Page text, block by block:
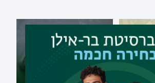
תואר ראשון בבלשנות אנגלית עם
ספרות אנגלית - דו-חוגי מובנה